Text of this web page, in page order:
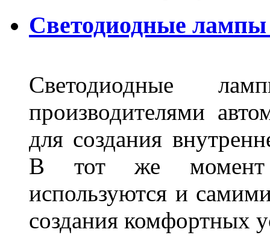
Светодиодные
Светодиодные
производителями
для создания
В тот же момент
используются и
создания комфортных